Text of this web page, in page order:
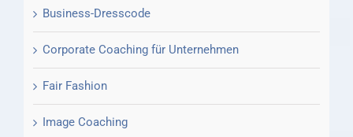
Business-Dresscode
Corporate Coaching für Unternehmen
Fair Fashion
Image Coaching